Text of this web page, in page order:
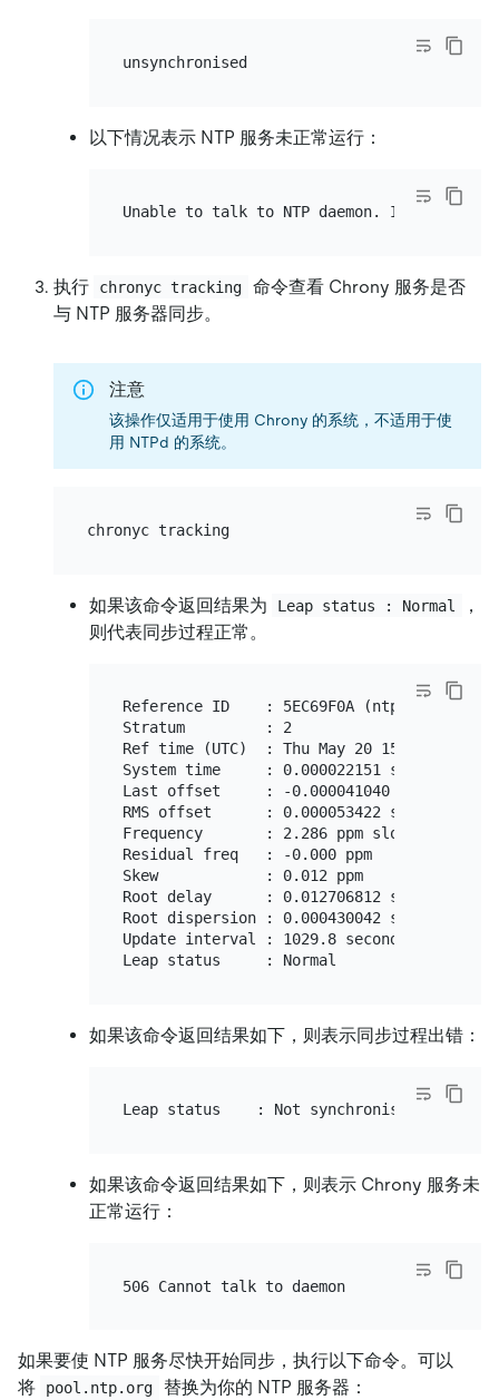
以下情况表示 NTP 服务未正常运行：
执行 chronyc tracking
命令查看 Chrony 服务是否
与 NTP 服务器同步。
注意
该操作仅适用于使用 Chrony 的系统，不适用于使
用 NTPd 的系统。
chronyc tracking
如果该命令返回结果为 Leap status : Normal
，
则代表同步过程正常。
Reference ID    : 5EC69F0A (ntp1.time.nl)
Stratum         : 2
Ref time (UTC)  : Thu May 20 15:19:08 2021
System time     : 0.000022151 seconds
Last offset     : -0.000041040 seconds
RMS offset      : 0.000053422 seconds
Frequency       : 2.286 ppm slow
Residual freq   : -0.000 ppm
Skew            : 0.012 ppm
Root delay      : 0.012706812 seconds
Root dispersion : 0.000430042 seconds
Update interval : 1029.8 seconds
如果该命令返回结果如下，则表示同步过程出错：
如果该命令返回结果如下，则表示 Chrony 服务未
正常运行：
506 Cannot talk to daemon
如果要使 NTP 服务尽快开始同步，执行以下命令。可以
将
pool.ntp.org 替换为你的 NTP 服务器：